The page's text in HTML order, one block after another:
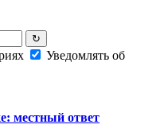
↻
Уведомлять об
местный ответ